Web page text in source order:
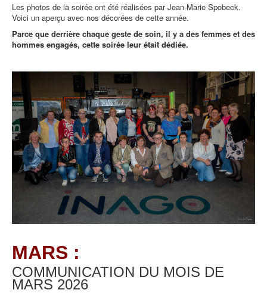
Les photos de la soirée ont été réalisées par Jean-Marie Spobeck.
Voici un aperçu avec nos décorées de cette année.
Parce que derrière chaque geste de soin, il y a des femmes et des
hommes engagés, cette soirée leur était dédiée.
MARS :
COMMUNICATION DU MOIS DE
MARS 2026